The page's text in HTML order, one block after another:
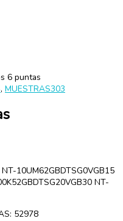
6 puntas
, MUESTRAS303
10UM62GBDTSG0VGB15
NT-
52978